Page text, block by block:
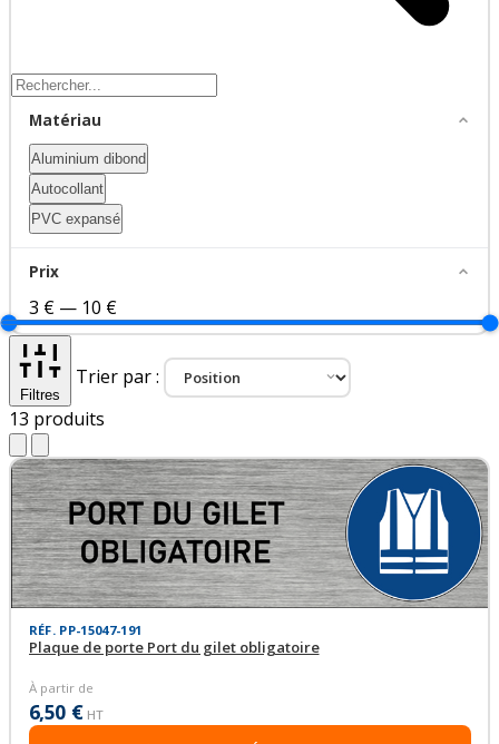
Matériau
Aluminium dibond
Autocollant
PVC expansé
Prix
3 € — 10 €
Filtres
Trier par :
13 produits
RÉF. PP-15047-191
Plaque de porte Port du gilet obligatoire
À partir de
6,50 € HT